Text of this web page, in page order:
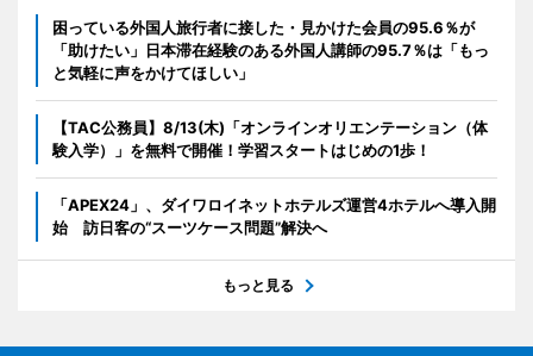
困っている外国人旅行者に接した・見かけた会員の95.6％が
「助けたい」日本滞在経験のある外国人講師の95.7％は「もっ
と気軽に声をかけてほしい」
【TAC公務員】8/13(木)「オンラインオリエンテーション（体
験入学）」を無料で開催！学習スタートはじめの1歩！
「APEX24」、ダイワロイネットホテルズ運営4ホテルへ導入開
始 訪日客の“スーツケース問題”解決へ
もっと見る